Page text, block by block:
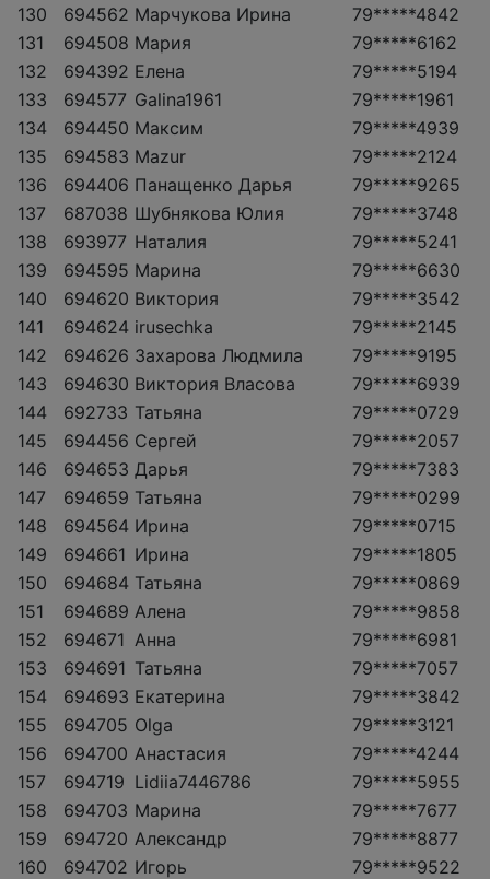
130
694562 Марчукова Ирина
79*****4842
131
694508 Мария
79*****6162
132
694392 Елена
79*****5194
133
694577 Galina1961
79*****1961
134
694450 Максим
79*****4939
135
694583 Mazur
79*****2124
136
694406 Панащенко Дарья
79*****9265
137
687038 Шубнякова Юлия
79*****3748
138
693977 Наталия
79*****5241
139
694595 Марина
79*****6630
140
694620 Виктория
79*****3542
141
694624 irusechka
79*****2145
142
694626 Захарова Людмила
79*****9195
143
694630 Виктория Власова
79*****6939
144
692733 Татьяна
79*****0729
145
694456 Сергей
79*****2057
146
694653 Дарья
79*****7383
147
694659 Татьяна
79*****0299
148
694564 Ирина
79*****0715
149
694661 Ирина
79*****1805
150
694684 Татьяна
79*****0869
151
694689 Алена
79*****9858
152
694671 Анна
79*****6981
153
694691 Татьяна
79*****7057
154
694693 Екатерина
79*****3842
155
694705 Olga
79*****3121
156
694700 Анастасия
79*****4244
157
694719 Lidiia7446786
79*****5955
158
694703 Марина
79*****7677
159
694720 Александр
79*****8877
160
694702 Игорь
79*****9522